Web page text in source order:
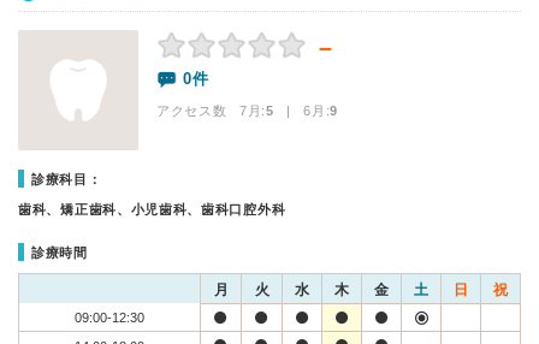
－
0件
アクセス数 7月:5 | 6月:9
診療科目：
歯科、矯正歯科、小児歯科、歯科口腔外科
診療時間
月 火 水 木 金 土 日 祝
09:00-12:30